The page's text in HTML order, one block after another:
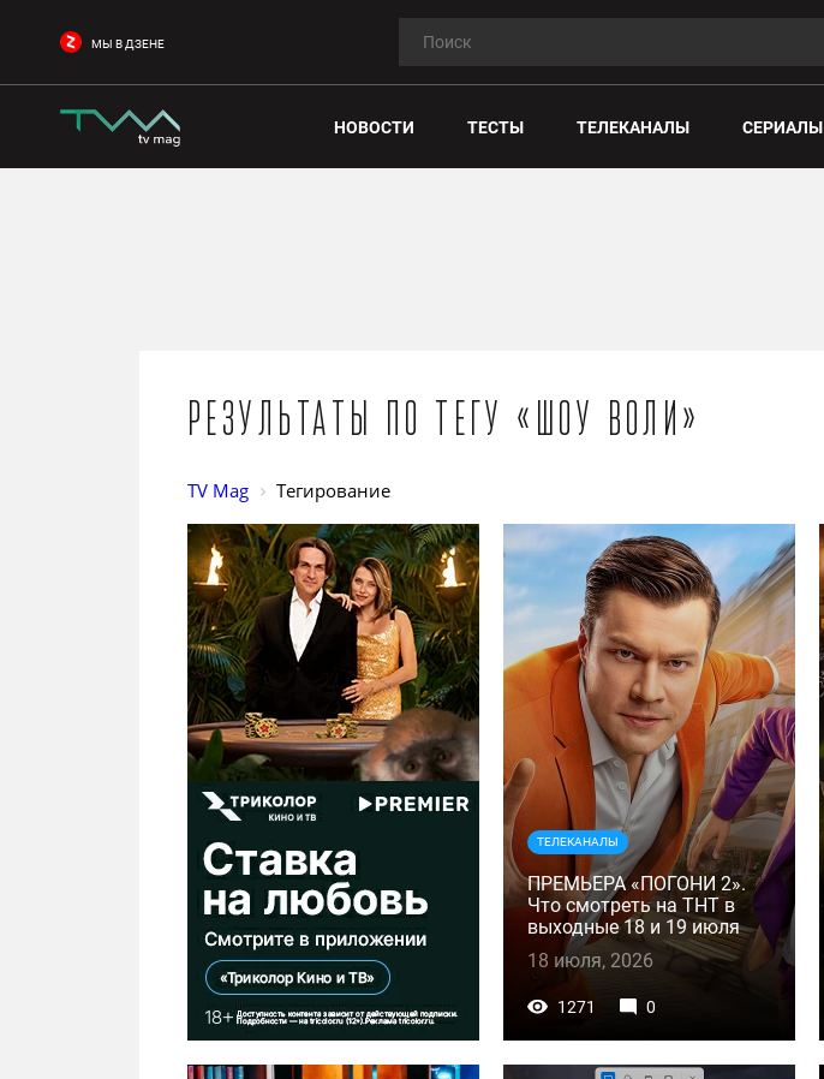
МЫ В ДЗЕНЕ
НОВОСТИ ТЕСТЫ ТЕЛЕКАНАЛЫ СЕРИАЛЫ
Результаты по тегу «Шоу Воли»
TV Mag Тегирование
ТЕЛЕКАНАЛЫ
ПРЕМЬЕРА «ПОГОНИ 2».
Что смотреть на ТНТ в
выходные 18 и 19 июля
18 июля, 2026
1271 0